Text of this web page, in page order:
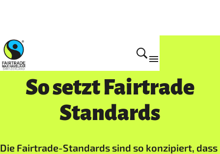
Fairtrade Standards
So setzt Fairtrade
Standards
Die Fairtrade-Standards sind so konzipiert, dass